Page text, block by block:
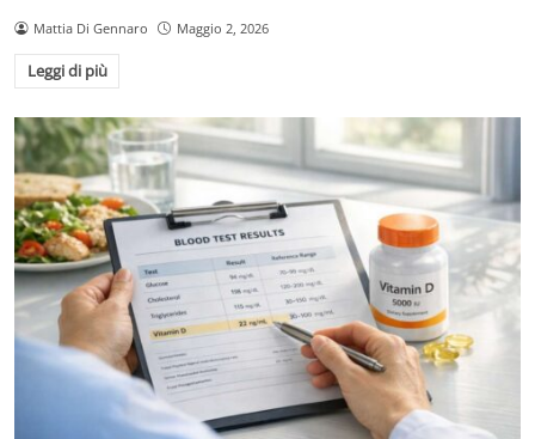
Mattia Di Gennaro Maggio 2, 2026
Leggi di più